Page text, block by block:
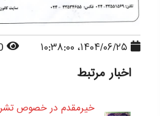
اخبار مرتبط
خیرمقدم در خصوص